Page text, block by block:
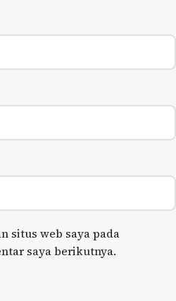
situs web saya pada
saya berikutnya.